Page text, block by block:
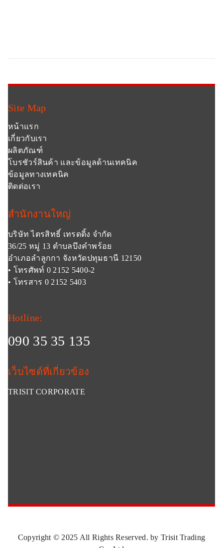
Site Map
หน้าแรก
เกี่ยวกับเรา
ผลิตภัณฑ์
โบรชัวร์สินค้า และข้อมูลด้านเทคนิค
ข้อมูลทางเทคนิค
ติดต่อเรา
สำนักงานใหญ่
บริษัท ไตรสิทธิ์ เทรดดิ้ง จำกัด
36/25 หมู่ 13 ตำบลบึงคำพร้อย
อำเภอลำลูกกา จังหวัดปทุมธานี 12150
• โทรศัพท์ 0 2152 5400-2
• โทรสาร 0 2152 5403
Hotline:
090 35 35 135
เว็บไซด์ที่เกี่ยวข้อง
TRISIT CORPORATE
Copyright © 2025 All Rights Reserved. by Trisit Trading